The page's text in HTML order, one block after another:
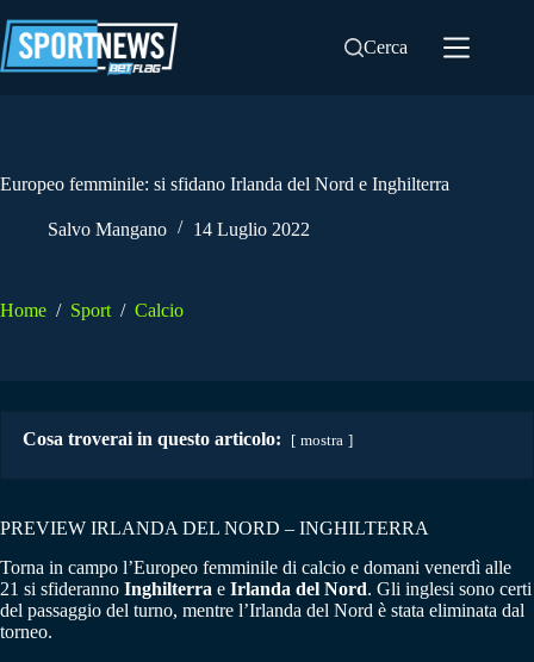
al
contenuto
Cerca
Europeo femminile: si sfidano Irlanda del Nord e Inghilterra
Salvo Mangano 14 Luglio 2022
Home / Sport / Calcio
Cosa troverai in questo articolo: mostra
PREVIEW IRLANDA DEL NORD – INGHILTERRA
Torna in campo l’Europeo femminile di calcio e domani venerdì alle
21 si sfideranno Inghilterra e Irlanda del Nord. Gli inglesi sono certi
del passaggio del turno, mentre l’Irlanda del Nord è stata eliminata dal
torneo.